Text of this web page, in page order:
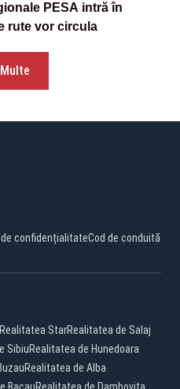
PESA intră în
rute vor circula
confidențialitateCod de conduită
Realitatea StarRealitatea de Salaj
SibiuRealitatea de Hunedoara
Realitatea de Alba